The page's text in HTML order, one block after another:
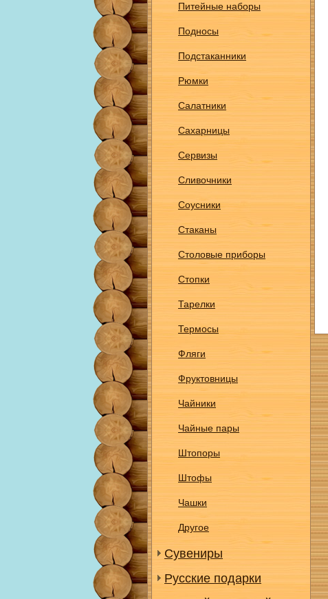
Питейные наборы
Подносы
Подстаканники
Рюмки
Салатники
Сахарницы
Сервизы
Сливочники
Соусники
Стаканы
Столовые приборы
Стопки
Тарелки
Термосы
Фляги
Фруктовницы
Чайники
Чайные пары
Штопоры
Штофы
Чашки
Другое
Сувениры
Русские подарки